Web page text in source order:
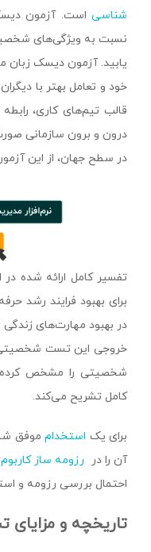
شناسی است. آزمون
نسبت به ویژگی‌های
یابید. آزمون دیسک زبان
خود و تعامل بهتر با
قالب تیم‌های کاری،
درون و برون سازمانی
در سطح جهان، از این
تفسیر کامل ارائه شده
برای بهبود فرایند رشد
در بهبود مهارت‌های
شخصیتی را مشخص
کامل تشریح می‌کند.
برای یک استخدام موفق
آن را در رزومه ساز کاربوم
احتمال بررسی رزومه و
تاریخچه و